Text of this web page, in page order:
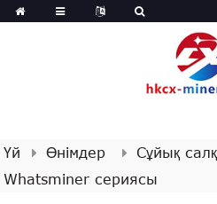
Үй Өнімдер
Сұйық
Whatsminer сериясы